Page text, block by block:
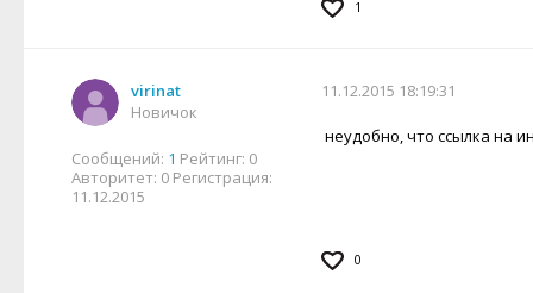
1
virinat
Новичок
Сообщений: 1 Рейтинг: 0
Авторитет: 0 Регистрация:
11.12.2015
11.12.2015 18:19:31
неудобно, что ссылка на
0